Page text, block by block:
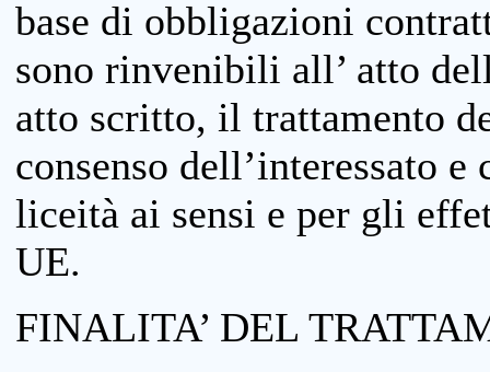
base di obbligazioni
sono rinvenibili all’ atto
atto scritto, il trattamento
consenso dell’interessato
liceità ai sensi e per gli
UE.
FINALITA’ DEL